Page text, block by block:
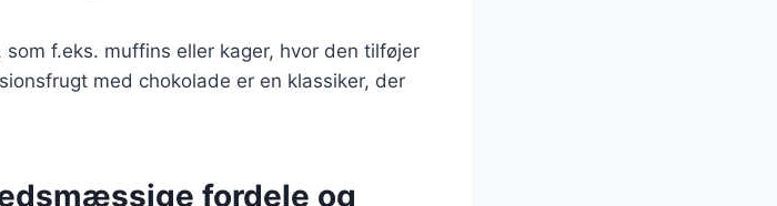
f.eks. muffins eller kager, hvor den tilføjer
med chokolade er en klassiker, der
fordele og